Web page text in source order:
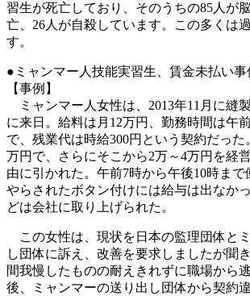
習生が死亡しており、そのうちの85人が
亡、26人が自殺しています。この多くは
す。
●ミャンマー人技能実習生、賃金未払い事
【事例】
ミャンマー人女性は、2013年11月に縫
に来日。給料は月12万円、勤務時間は午
で、残業代は時給300円という契約だっ
万円で、さらにそこから2万～4万円を経
由に引かれた。午前7時から午後10時まで
やらされたボタン付けには給与は出なか
どは会社に取り上げられた。
この女性は、現状を日本の監理団体と
し団体に訴え、改善を要求しましたが聞
間我慢したものの耐えきれずに職場から
後、ミャンマーの送り出し団体から契約